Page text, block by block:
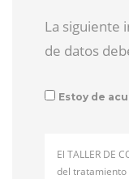
La siguiente
de datos
Estoy de
El TALLER DE
del tratamiento